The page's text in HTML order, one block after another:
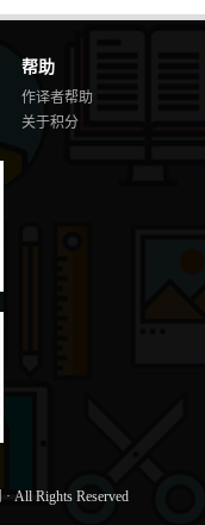
帮助
作译者帮助
关于积分
· All Rights Reserved